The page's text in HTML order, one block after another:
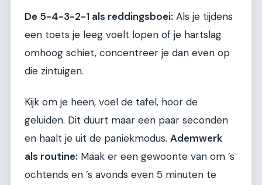
De 5-4-3-2-1 als reddingsboei: Als je tijdens
een toets je leeg voelt lopen of je hartslag
omhoog schiet, concentreer je dan even op
die zintuigen.
Kijk om je heen, voel de tafel, hoor de
geluiden. Dit duurt maar een paar seconden
en haalt je uit de paniekmodus. Ademwerk
als routine: Maak er een gewoonte van om ’s
ochtends en ’s avonds even 5 minuten te